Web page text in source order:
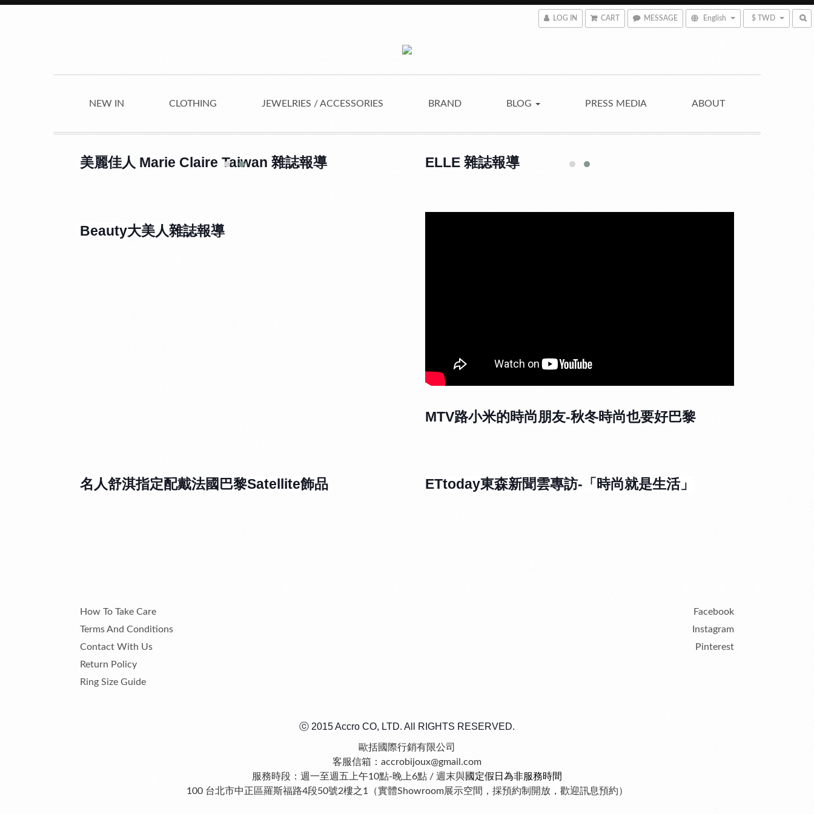
LOG IN CART MESSAGE English $ TWD
NEW IN CLOTHING JEWELRIES / ACCESSORIES BRAND BLOG PRESS MEDIA ABOUT
美麗佳人 Marie Claire Taiwan 雜誌報導 ELLE 雜誌報導
Beauty大美人雜誌報導
MTV路小米的時尚朋友-秋冬時尚也要好巴黎
名人舒淇指定配戴法國巴黎Satellite飾品 ETtoday東森新聞雲專訪-「時尚就是生活」
How To Take Care
Terms And Conditions
Contact With Us
Return Policy
Ring Size Guide
Facebook
Instagram
Pinterest
ⓒ 2015 Accro CO, LTD. All RIGHTS RESERVED.
歐括國際行銷有限公司
客服信箱：accrobijoux@gmail.com
服務時段：週一至週五上午10點-晚上6點 / 週末與國定假日為非服務時間
100 台北市中正區羅斯福路4段50號2樓之1（實體Showroom展示空間，採預約制開放，歡迎訊息預約）